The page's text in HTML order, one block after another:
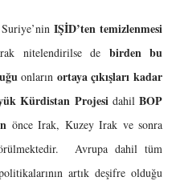
IŞİD’ten temizlenmesi
nitelendirilse de birden bu
onların ortaya çıkışları kadar
Kürdistan Projesidahil BOP
önce Irak, Kuzey Irak ve sonra
Avrupa dahil tüm
artık deşifre olduğu